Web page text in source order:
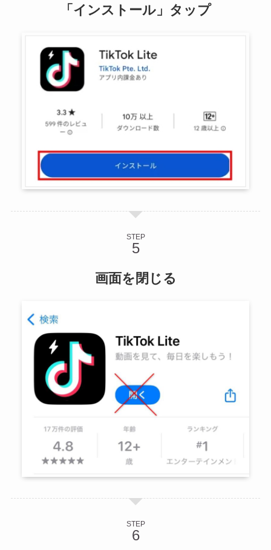
「インストール」タップ
STEP
画面を閉じる
STEP